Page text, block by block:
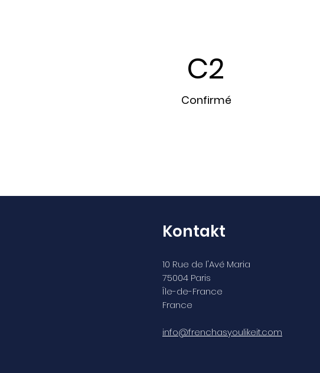
C2
Confirmé
Kontakt
10 Rue de l'Avé Maria
75004 Paris
Île-de-France
France
info@frenchasyoulikeit.com